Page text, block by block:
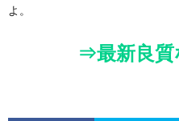
よ。
⇒最新良質